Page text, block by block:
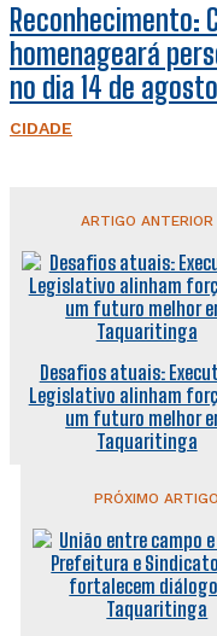
Reconhecimento:
homenageará
no dia 14 de agosto
CIDADE
ARTIGO ANTERIOR
Desafios atuais:
Legislativo alinham
um futuro melhor
Taquaritinga
PRÓXIMO ARTIGO